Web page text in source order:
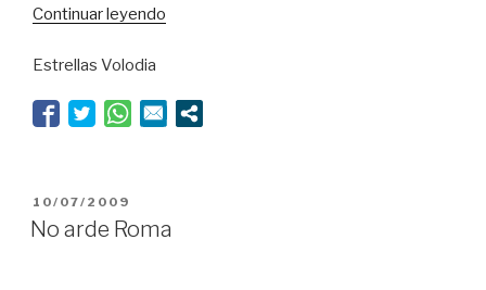
Continuar leyendo
Estrellas Volodia
PUBLICADO
EL
10/07/2009
No arde Roma